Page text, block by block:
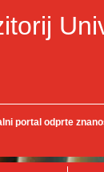
portal odprte